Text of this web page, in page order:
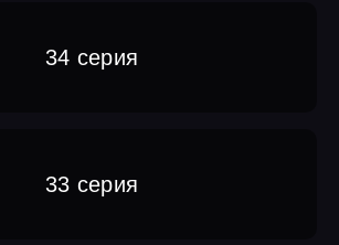
34 серия
33 серия